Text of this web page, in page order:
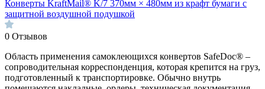
Конверты KraftMail® K/7 370мм × 480мм из крафт бумаги с
защитной воздушной подушкой
0 Отзывов
Область применения самоклеющихся конвертов SafeDoc® –
сопроводительная корреспонденция, которая крепится на груз,
подготовленный к транспортировке. Обычно внутрь